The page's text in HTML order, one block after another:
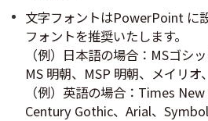
文字フォントはPowerPoint に
フォントを推奨いたします。
（例）日本語の場合：MSゴシ
MS 明朝、MSP 明朝、メイリ
（例）英語の場合：Times
Century Gothic、Arial、